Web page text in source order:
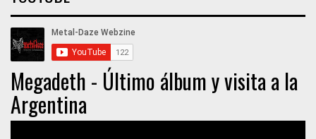
Megadeth - Último álbum y visita a la
Argentina